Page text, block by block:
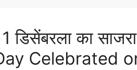
डिसेंबरला का
Celebrated